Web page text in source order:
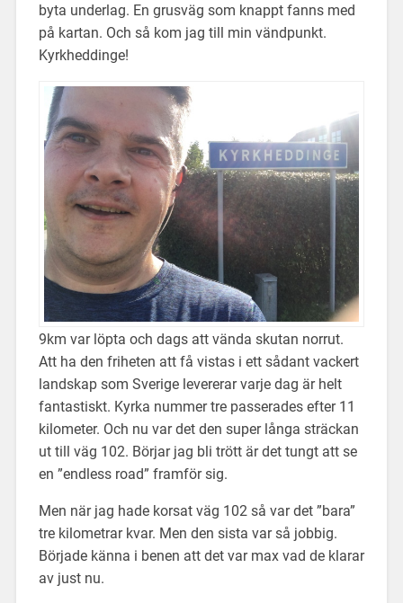
byta underlag. En grusväg som knappt fanns med
på kartan. Och så kom jag till min vändpunkt.
Kyrkheddinge!
9km var löpta och dags att vända skutan norrut.
Att ha den friheten att få vistas i ett sådant vackert
landskap som Sverige levererar varje dag är helt
fantastiskt. Kyrka nummer tre passerades efter 11
kilometer. Och nu var det den super långa sträckan
ut till väg 102. Börjar jag bli trött är det tungt att se
en ”endless road” framför sig.
Men när jag hade korsat väg 102 så var det ”bara”
tre kilometrar kvar. Men den sista var så jobbig.
Började känna i benen att det var max vad de klarar
av just nu.